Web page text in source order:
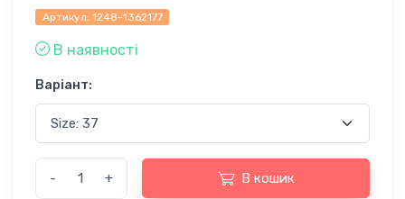
Артикул: 1248-1362177
В наявності
Варіант:
- + В кошик